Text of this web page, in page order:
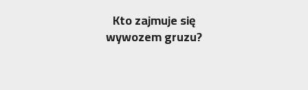
Kto zajmuje się
wywozem gruzu?